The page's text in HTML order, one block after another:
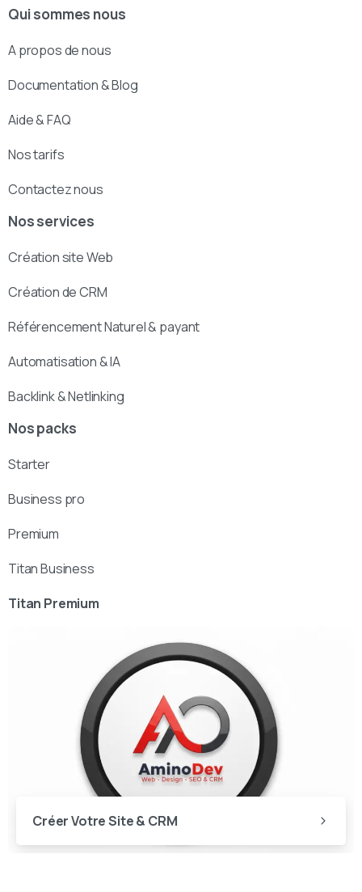
Qui sommes nous
A propos de nous
Documentation & Blog
Aide & FAQ
Nos tarifs
Contactez nous
Nos services
Création site Web
Création de CRM
Référencement Naturel & payant
Automatisation & IA
Backlink & Netlinking
Nos packs
Starter
Business pro
Premium
Titan Business
Titan Premium
Créer Votre Site & CRM